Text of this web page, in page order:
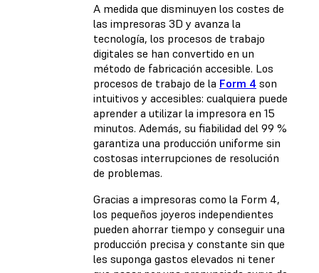
A medida que disminuyen los costes de
las impresoras 3D y avanza la
tecnología, los procesos de trabajo
digitales se han convertido en un
método de fabricación accesible. Los
procesos de trabajo de la Form 4 son
intuitivos y accesibles: cualquiera puede
aprender a utilizar la impresora en 15
minutos. Además, su fiabilidad del 99 %
garantiza una producción uniforme sin
costosas interrupciones de resolución
de problemas.
Gracias a impresoras como la Form 4,
los pequeños joyeros independientes
pueden ahorrar tiempo y conseguir una
producción precisa y constante sin que
les suponga gastos elevados ni tener